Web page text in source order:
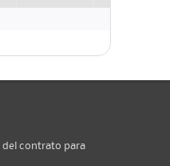
del contrato para